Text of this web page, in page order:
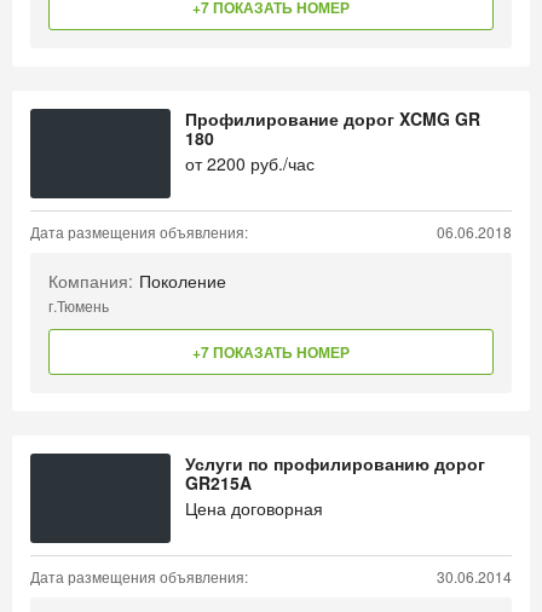
+7 ПОКАЗАТЬ НОМЕР
Профилирование дорог XCMG GR
180
от2200 руб./час
Дата размещения объявления: 06.06.2018
Компания: Поколение
г.Тюмень
+7 ПОКАЗАТЬ НОМЕР
Услуги по профилированию дорог
GR215A
Цена договорная
Дата размещения объявления: 30.06.2014